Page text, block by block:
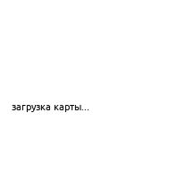
загрузка карты...